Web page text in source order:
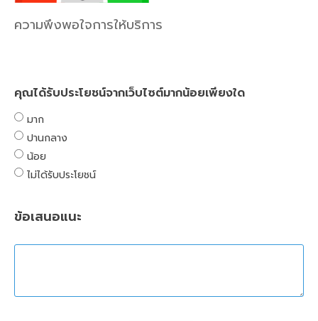
ความพึงพอใจการให้บริการ
คุณได้รับประโยชน์จากเว็บไซต์มากน้อยเพียงใด
มาก
ปานกลาง
น้อย
ไม่ได้รับประโยชน์
ข้อเสนอแนะ